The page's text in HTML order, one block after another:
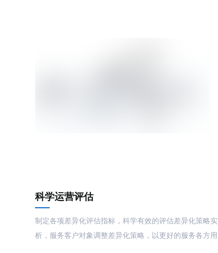
科学运营评估
制定各项差异化评估指标，科学有效的评估差异化策略
析，服务客户对象调整差异化策略，以更好的服务各方